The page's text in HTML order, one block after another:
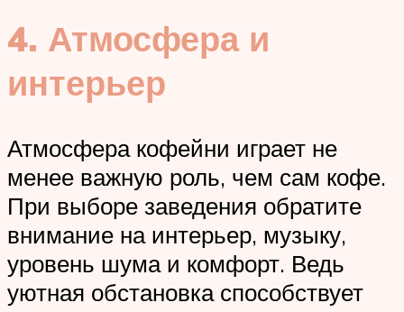
4. Атмосфера и
интерьер
Атмосфера кофейни играет не
менее важную роль, чем сам кофе.
При выборе заведения обратите
внимание на интерьер, музыку,
уровень шума и комфорт. Ведь
уютная обстановка способствует